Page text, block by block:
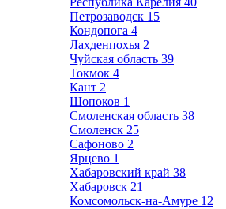
Петрозаводск 15
Кондопога 4
Лахденпохья 2
Чуйская область 39
Токмок 4
Кант 2
Шопоков 1
Смоленская область 38
Смоленск 25
Сафоново 2
Ярцево 1
Хабаровский край 38
Хабаровск 21
Комсомольск-на-Амуре 12